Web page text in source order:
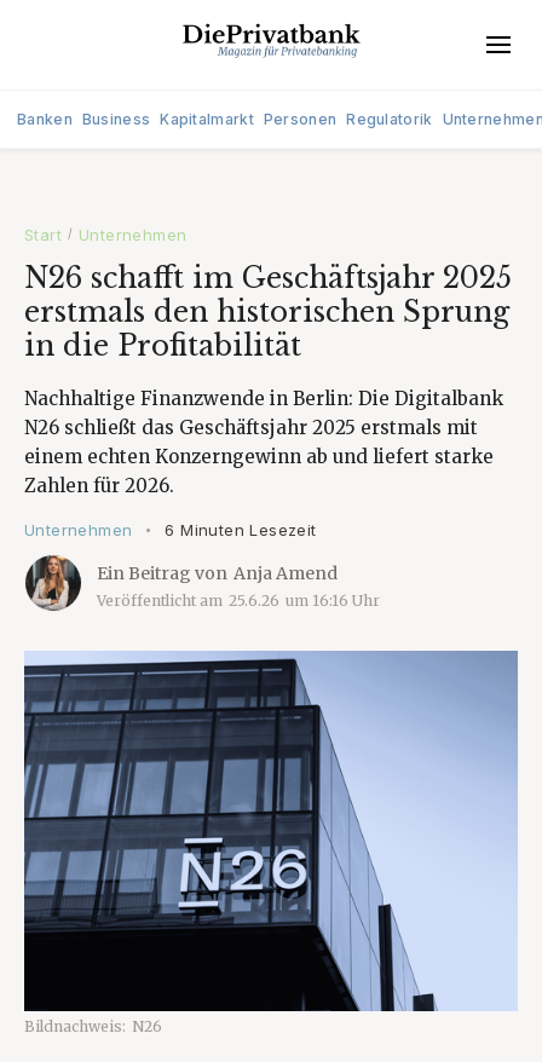
Banken Business Kapitalmarkt Personen Regulatorik
Start / Unternehmen
N26 schafft im Geschäftsjahr 2025
erstmals den historischen Sprung
in die Profitabilität
Nachhaltige Finanzwende in Berlin: Die Digitalbank
N26 schließt das Geschäftsjahr 2025 erstmals mit
einem echten Konzerngewinn ab und liefert starke
Zahlen für 2026.
Unternehmen • 6 Minuten Lesezeit
Ein Beitrag von Anja Amend
Veröffentlicht am 25.6.26 um 16:16 Uhr
Bildnachweis: N26